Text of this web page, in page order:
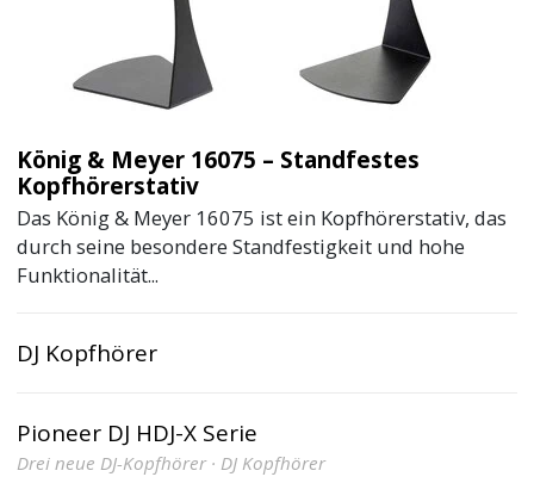
König & Meyer 16075 – Standfestes
Kopfhörerstativ
Das König & Meyer 16075 ist ein Kopfhörerstativ, das
durch seine besondere Standfestigkeit und hohe
Funktionalität...
DJ Kopfhörer
Pioneer DJ HDJ-X Serie
Drei neue DJ-Kopfhörer · DJ Kopfhörer